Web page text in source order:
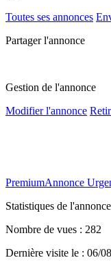
Toutes ses annonces
Partager l'annonce
Gestion de l'annonce
Modifier l'annonce
PremiumAnnonce
Statistiques de l'annonce
Nombre de vues : 282
Dernière visite le : 06/